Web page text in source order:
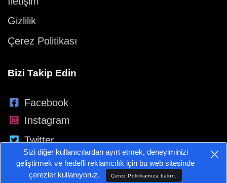
Gizlilik
Çerez Politikası
Bizi Takip Edin
Facebook
Instagram
Twitter
YouTube
Sizi diğer kullanıcılardan ayırt etmek, deneyiminizi
geliştirmek ve hedefli reklamcılık için bu web sitesinde
çerezler kullanıyoruz.
Çerez Politikamıza bakın.